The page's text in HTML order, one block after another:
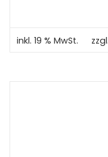
inkl. 19 % MwSt. zzgl.